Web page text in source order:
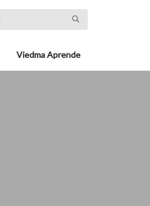
Viedma Aprende